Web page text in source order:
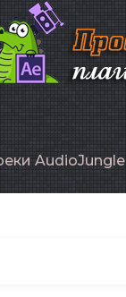
AudioJungle